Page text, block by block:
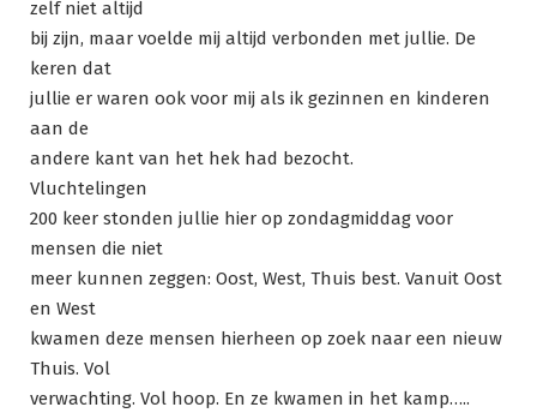
zelf niet altijd
bij zijn, maar voelde mij altijd verbonden met jullie. De
keren dat
jullie er waren ook voor mij als ik gezinnen en kinderen
aan de
andere kant van het hek had bezocht.
Vluchtelingen
200 keer stonden jullie hier op zondagmiddag voor
mensen die niet
meer kunnen zeggen: Oost, West, Thuis best. Vanuit Oost
en West
kwamen deze mensen hierheen op zoek naar een nieuw
Thuis. Vol
verwachting. Vol hoop. En ze kwamen in het kamp…..